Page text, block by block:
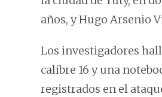
años, y Hugo Arsenio
Los investigadores
calibre 16 y una
registrados en el